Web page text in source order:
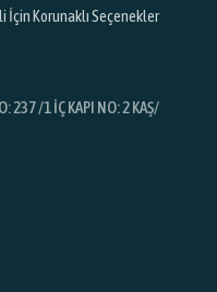
Korunaklı Seçenekler
237 /1 İÇ KAPI NO: 2 KAŞ/